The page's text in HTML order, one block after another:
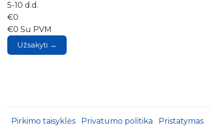
5-10 d.d.
€0
€0 Su PVM
Užsakyti →
Pirkimo taisyklės Privatumo politika
Pristatymas